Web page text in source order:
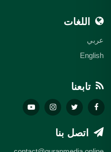
اللغات
عربي
English
تابعنا
اتصل بنا